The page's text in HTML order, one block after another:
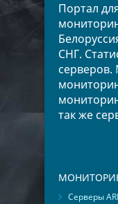
Портал
СНГ.
серверов.
так же
Серверы